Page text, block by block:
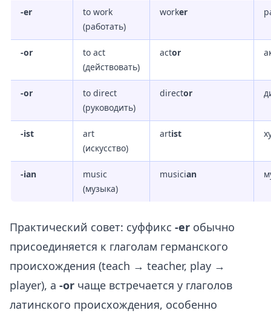
-er
to work
(работать)
worker
-or
to act
(действовать)
actor
-or
to direct
(руководить)
director
-ist
art
(искусство)
artist
-ian
music
(музыка)
musician
Практический совет: суффикс -er обычно
присоединяется к глаголам германского
происхождения (teach → teacher, play →
player), а -or чаще встречается у глаголов
латинского происхождения, особенно